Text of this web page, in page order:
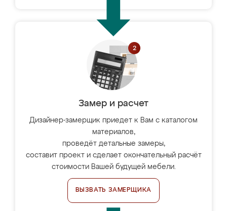
Замер и расчет
Дизайнер-замерщик приедет к Вам с каталогом
материалов,
проведёт детальные замеры,
составит проект и сделает окончательный расчёт
стоимости Вашей будущей мебели.
ВЫЗВАТЬ ЗАМЕРЩИКА